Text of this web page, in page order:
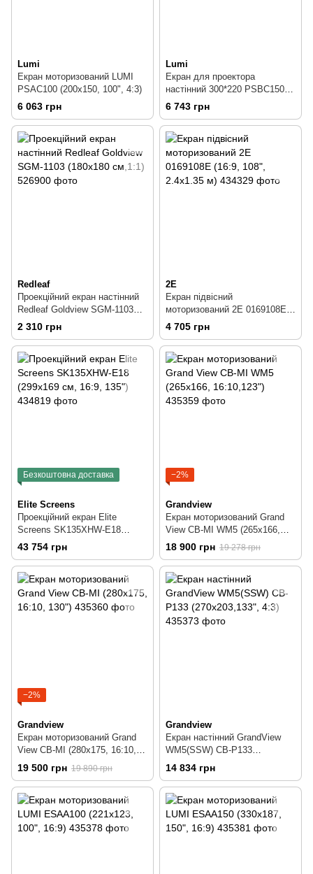
Lumi
Екран моторизований LUMI
PSAC100 (200х150, 100", 4:3)
6 063 грн
Lumi
Екран для проектора
настінний 300*220 PSBC150
(4:3)
6 743 грн
Redleaf
Проекційний екран настінний
Redleaf Goldview SGM-1103
(180x180 см,1:1)
2 310 грн
2E
Екран підвісний
моторизований 2E 0169108E
(16:9, 108", 2.4x1.35 м)
4 705 грн
Безкоштовна доставка
Elite Screens
Проекційний екран Elite
Screens SK135XHW-E18
(299x169 см, 16:9, 135")
43 754 грн
−2%
Grandview
Екран моторизований Grand
View CB-MI WM5 (265x166,
16:10,123")
18 900 грн 19 278 грн
−2%
Grandview
Екран моторизований Grand
View CB-MI (280x175, 16:10,
130")
19 500 грн 19 890 грн
Grandview
Екран настінний GrandView
WM5(SSW) CB-P133
(270x203,133", 4:3)
14 834 грн